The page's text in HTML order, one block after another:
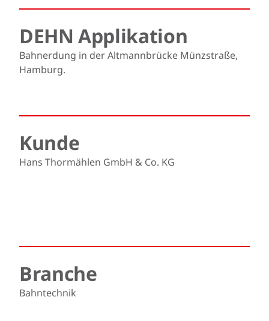
DEHN Applikation
Bahnerdung in der Altmannbrücke Münzstraße,
Hamburg.
Kunde
Hans Thormählen GmbH & Co. KG
Branche
Bahntechnik